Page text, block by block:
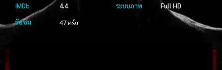
IMDb
4.4 ระบบภาพ
Full HD
รับชม
47 ครั้ง